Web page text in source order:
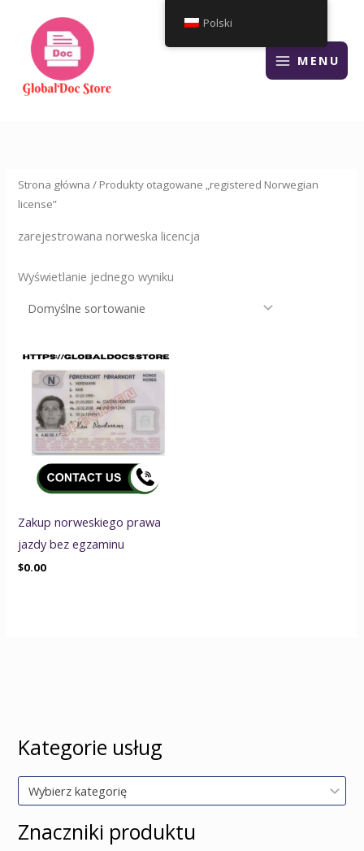
MENU
Strona główna / Produkty otagowane „registered Norwegian
license”
zarejestrowana norweska licencja
Wyświetlanie jednego wyniku
Zakup norweskiego prawa
jazdy bez egzaminu
$0.00
Kategorie usług
Wybierz kategorię
Znaczniki produktu
Polski